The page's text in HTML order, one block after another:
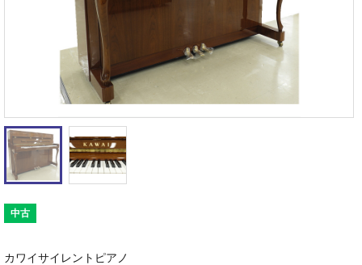
中古
カワイサイレントピアノ